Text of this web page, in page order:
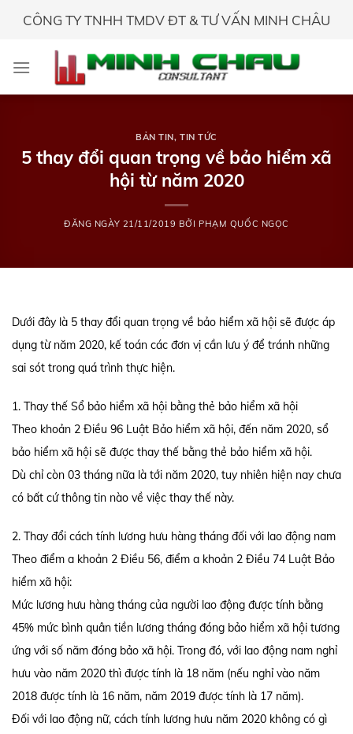
CÔNG TY TNHH TMDV ĐT & TƯ VẤN MINH CHÂU
BẢN TIN,TIN TỨC
5 thay đổi quan trọng về bảo hiểm xã
hội từ năm 2020
ĐĂNG NGÀY 21/11/2019 BỞI PHẠM QUỐC NGỌC
Dưới đây là 5 thay đổi quan trọng về bảo hiểm xã hội sẽ được áp
dụng từ năm 2020, kế toán các đơn vị cần lưu ý để tránh những
sai sót trong quá trình thực hiện.
1. Thay thế Sổ bảo hiểm xã hội bằng thẻ bảo hiểm xã hội
Theo khoản 2 Điều 96 Luật Bảo hiểm xã hội, đến năm 2020, sổ
bảo hiểm xã hội sẽ được thay thế bằng thẻ bảo hiểm xã hội.
Dù chỉ còn 03 tháng nữa là tới năm 2020, tuy nhiên hiện nay chưa
có bất cứ thông tin nào về việc thay thế này.
2. Thay đổi cách tính lương hưu hàng tháng đối với lao động nam
Theo điểm a khoản 2 Điều 56, điểm a khoản 2 Điều 74 Luật Bảo
hiểm xã hội:
Mức lương hưu hàng tháng của người lao động được tính bằng
45% mức bình quân tiền lương tháng đóng bảo hiểm xã hội tương
ứng với số năm đóng bảo xã hội. Trong đó, với lao động nam nghỉ
hưu vào năm 2020 thì được tính là 18 năm (nếu nghỉ vào năm
2018 được tính là 16 năm, năm 2019 được tính là 17 năm).
Đối với lao động nữ, cách tính lương hưu năm 2020 không có gì